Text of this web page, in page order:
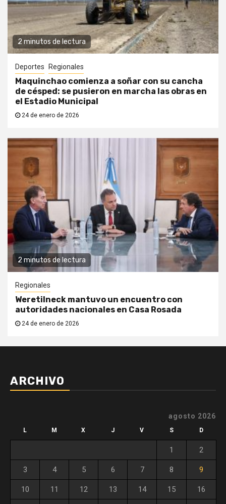
2 minutos de lectura
Deportes Regionales
Maquinchao comienza a soñar con su cancha
de césped: se pusieron en marcha las obras en
el Estadio Municipal
24 de enero de 2026
2 minutos de lectura
Regionales
Weretilneck mantuvo un encuentro con
autoridades nacionales en Casa Rosada
24 de enero de 2026
ARCHIVO
agosto 2026
L M X J V S D
1 2
3 4 5 6 7 8 9
10 11 12 13 14 15 16